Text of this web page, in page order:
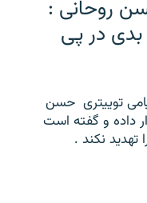
روحانی :
بدی در پی
توییتری ‌ حسن
داده و گفته است
نکند .